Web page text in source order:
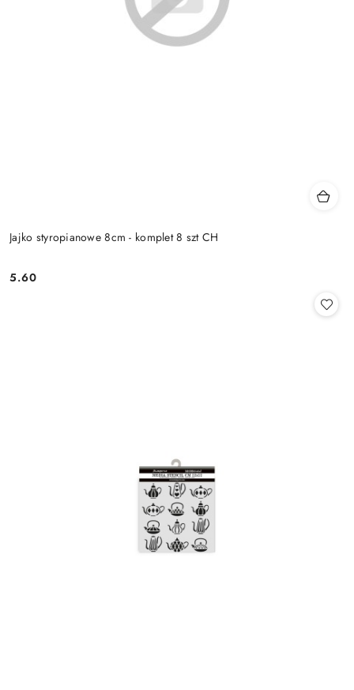
Jajko styropianowe 8cm - komplet 8 szt CH
Cena:
5.60